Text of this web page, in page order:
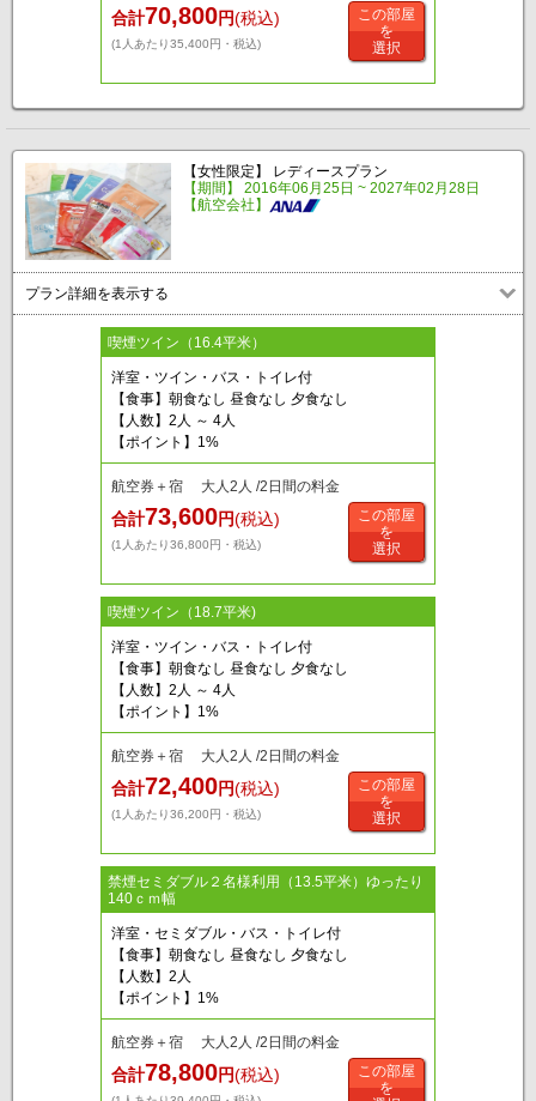
合計70,800円(税込)
(1人あたり35,400円・税込)
この部屋
を
選択
【女性限定】 レディースプラン
【期間】 2016年06月25日 ~ 2027年02月28日
【航空会社】
プラン詳細を表示する
喫煙ツイン（16.4平米）
洋室・ツイン・バス・トイレ付
【食事】朝食なし 昼食なし 夕食なし
【人数】2人 ～ 4人
【ポイント】1%
航空券＋宿 大人2人 /2日間の料金
合計73,600円(税込)
(1人あたり36,800円・税込)
この部屋
を
選択
喫煙ツイン（18.7平米)
洋室・ツイン・バス・トイレ付
【食事】朝食なし 昼食なし 夕食なし
【人数】2人 ～ 4人
【ポイント】1%
航空券＋宿 大人2人 /2日間の料金
合計72,400円(税込)
(1人あたり36,200円・税込)
この部屋
を
選択
禁煙セミダブル２名様利用（13.5平米）ゆったり
140ｃｍ幅
洋室・セミダブル・バス・トイレ付
【食事】朝食なし 昼食なし 夕食なし
【人数】2人
【ポイント】1%
航空券＋宿 大人2人 /2日間の料金
合計78,800円(税込)
この部屋
を